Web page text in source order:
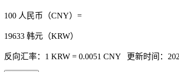
100 人民币（CNY）=
19633 韩元（KRW）
反向汇率：1 KRW = 0.0051 CNY 更新时间：